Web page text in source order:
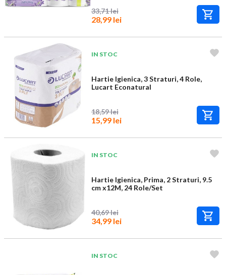
33,71 lei
28,99 lei
IN STOC
Hartie Igienica, 3 Straturi, 4 Role,
Lucart Econatural
18,59 lei
15,99 lei
IN STOC
Hartie Igienica, Prima, 2 Straturi, 9.5
cm x12M, 24 Role/Set
40,69 lei
34,99 lei
IN STOC